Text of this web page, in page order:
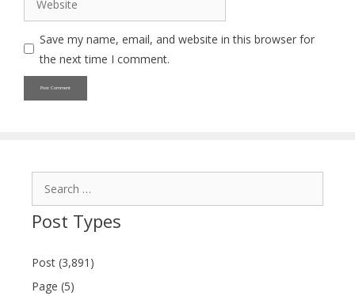
Save my name, email, and website in this browser for
the next time I comment.
Post Types
Post (3,891)
Page (5)